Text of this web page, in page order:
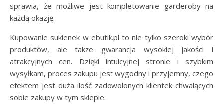
sprawia, że możliwe jest kompletowanie garderoby na
każdą okazję.
Kupowanie sukienek w ebutik.pl to nie tylko szeroki wybór
produktów, ale także gwarancja wysokiej jakości i
atrakcyjnych cen. Dzięki intuicyjnej stronie i szybkim
wysyłkam, proces zakupu jest wygodny i przyjemny, czego
efektem jest duża ilość zadowolonych klientek chwalących
sobie zakupy w tym sklepie.